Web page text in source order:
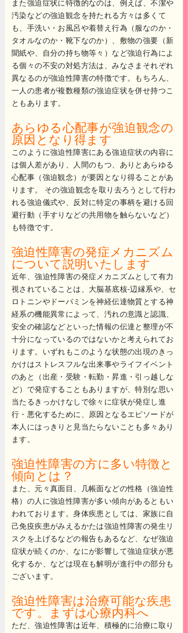
また強迫症状に特徴的なのは、例えば、不潔や
汚染などの強迫観念を持たれる方々は多くて
も、手洗い・お風呂や着替え行為（服なのか・
タオルなのか・靴下なのか）、敷物の強要（新
聞紙や、自分の持ち物等々）など強迫行為によ
る個々の不安の対処方法は、みなさまそれぞれ
異なるのが強迫性障害の特徴です。もちろん、
一人の患者が複数種類の強迫症状を併せ持つこ
ともあります。
あらゆる心配事が強迫観念の
原因となり得ます
このように強迫性障害にある強迫症状の内容に
は個人差があり、人間のもつ、ありとあらゆる
心配事（強迫観念）が要因となり得ることがあ
ります。 その強迫観念を取り去ろうとして行わ
れる強迫儀式や、反対に特定の事柄を避ける回
避行動（手すりなどの共用物を触らないなど）
も特徴です。
強迫性障害の発症メカニズム
について説明いたします
近年、強迫性障害の発症メカニズムとして有力
視されていることは、大脳基底核‐辺縁系や、セ
ロトニンやドーパミンを神経伝達物質とする神
経系の機能異常によって、汚れの意識と認識、
安全の確認などといった情報の伝達と整理が不
十分になっているのではないかと考えられてお
ります。いずれもこのような状態の出現のきっ
かけはストレスフルな出来事やライフイベント
のあと（出産・受験・転勤・昇進・引っ越しな
ど）で発症することもありますが、特別な思い
当たるきっかけなしで徐々に症状が発症し進
行・悪化するために、原因となるエピソードが
本人にはっきりと見当たらないことも多々あり
ます。
強迫性障害の方に多い特徴と
傾向とは？
また、元々真面目、几帳面などの性格（強迫性
格）の人に強迫性障害が多い傾向があるともい
われております。身体疾患としては、家族に自
己免疫疾患がみえるかたは強迫性障害の発生リ
スクを上げるなどの報告もあるなど、なぜ強迫
症状が続くのか、なにが影響して強迫症状が悪
化するか、などは現在も解明が進行中の部分も
ございます。
強迫性障害は治療可能な疾患
です。まずは心療内科へ
ただ、強迫性障害は近年、積極的に治療に取り